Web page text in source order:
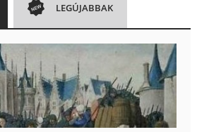
LEGÚJABBAK